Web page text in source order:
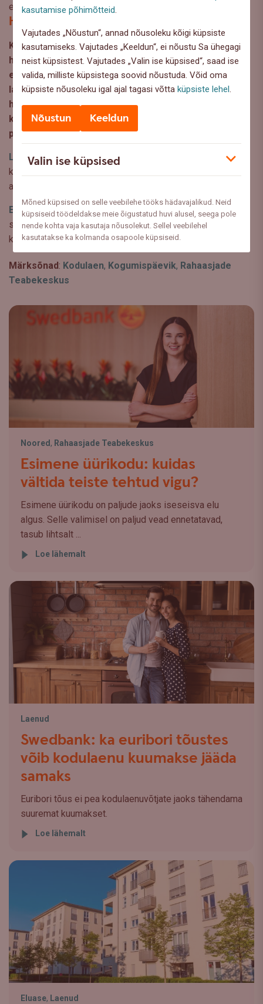
kasutamise põhimõtteid
Vajutades „Nõustun“, annad nõusoleku kõigi küpsiste
kasutamiseks. Vajutades „Keeldun“, ei nõustu Sa ühegagi
neist küpsistest. Vajutades „Valin ise küpsised“, saad ise
valida, milliste küpsistega soovid nõustuda. Võid oma
küpsiste nõusoleku igal ajal tagasi võttaküpsiste lehel
Nõustun Keeldun
Valin ise küpsised
Mõned küpsised on selle veebilehe tööks hädavajalikud. Neid
küpsiseid töödeldakse meie õigustatud huvi alusel, seega pole
nende kohta vaja kasutaja nõusolekut. Sellel veebilehel
kasutatakse ka kolmanda osapoole küpsiseid.
elujärg jääma samaks või paranema.
Hea nõuanne!
Kui laenukohustused tunduvad praegusel ajal
hirmutavad, saab end kaitsta erinevate ootamatuste
eest. Näiteks on võimalik kindlustada oma
laenumaksed ootamatu töökaotuse, koondamise või
haigestumise vastu. Lisaks tasub mõelda elu
kindlustamisele, eriti kui peres on kasvamas või
planeerid pisiperet.
Laenu kindlustamineaitab Sul tasuda laenu kuumakseid,
kui kaotad ootamatult töö, haigestud või jääb haigeks Sinu
alaealine laps, kelle eest on vaja kodus hoolitseda.
Elu kindlustamisegasaad tagada, et Sinu surma korral
saab pere kodulaenu tagasi maksta ja tasuda igapäevased
kulutusi.
Märksõnad: Kodulaen, Kogumispäevik, Rahaasjade
Teabekeskus
Noored , Rahaasjade Teabekeskus
Esimene üürikodu: kuidas
vältida teiste tehtud vigu?
Esimene üürikodu on paljude jaoks iseseisva elu
algus. Selle valimisel on paljud vead ennetatavad,
tasub lihtsalt ...
Loe lähemalt
Laenud
Swedbank: ka euribori tõustes
võib kodulaenu kuumakse jääda
samaks
Euribori tõus ei pea kodulaenuvõtjate jaoks tähendama
suuremat kuumakset.
Loe lähemalt
Eluase, Laenud